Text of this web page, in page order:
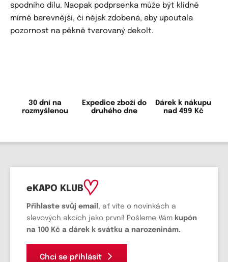
spodního dílu. Naopak podprsenka může být klidně
mírně barevnější, či nějak zdobená, aby upoutala
pozornost na pěkně tvarovaný dekolt.
30 dní na
rozmyšlenou
Expedice zboží do
druhého dne
Dárek k nákupu
nad 499 Kč
eKAPO KLUB
Přihlaste svůj email , ať víte o novinkách a
slevových akcích jako první! Pošleme Vám kupón
na 100 Kč a dárek k svátku a narozeninám.
Chci se přihlásit